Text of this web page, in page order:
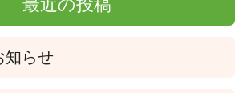
最近の投稿
知らせ